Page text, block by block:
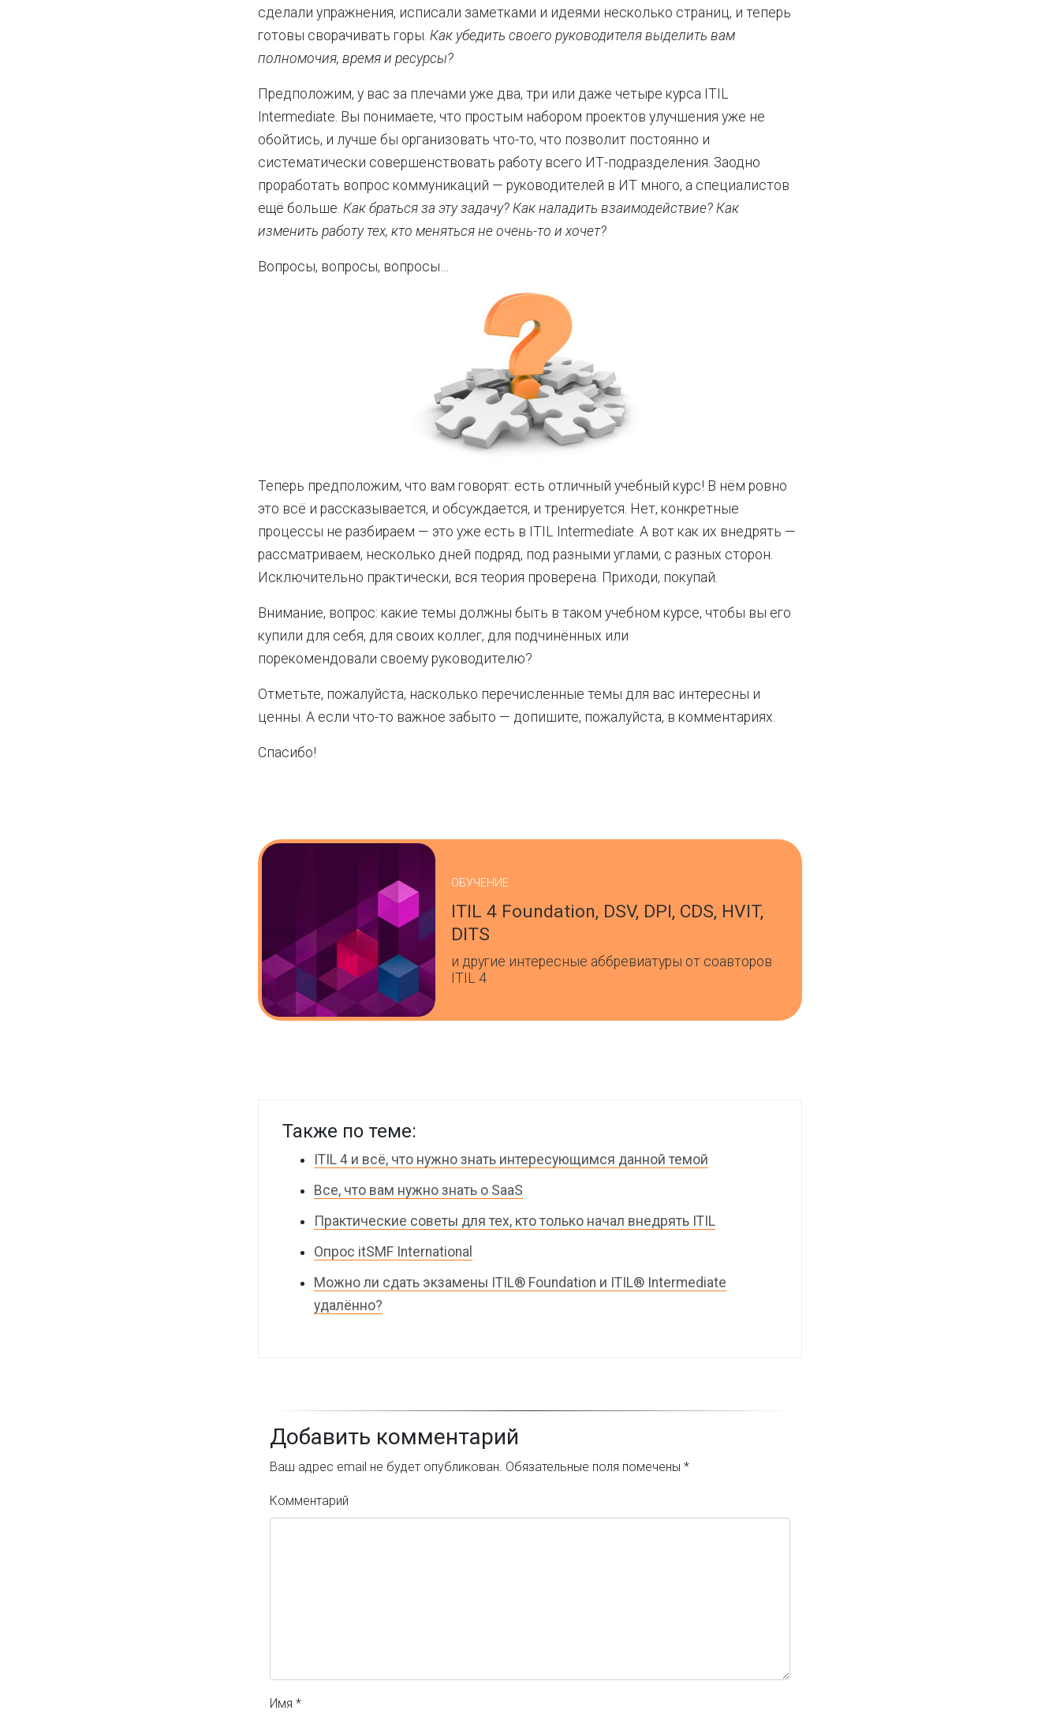
сделали упражнения, исписали заметками и идеями несколько страниц, и теперь
готовы сворачивать горы. Как убедить своего руководителя выделить вам
полномочия, время и ресурсы?
Предположим, у вас за плечами уже два, три или даже четыре курса ITIL
Intermediate. Вы понимаете, что простым набором проектов улучшения уже не
обойтись, и лучше бы организовать что-то, что позволит постоянно и
систематически совершенствовать работу всего ИТ-подразделения. Заодно
проработать вопрос коммуникаций — руководителей в ИТ много, а специалистов
ещё больше. Как браться за эту задачу? Как наладить взаимодействие? Как
изменить работу тех, кто меняться не очень-то и хочет?
Вопросы, вопросы, вопросы…
Теперь предположим, что вам говорят: есть отличный учебный курс! В нём ровно
это всё и рассказывается, и обсуждается, и тренируется. Нет, конкретные
процессы не разбираем — это уже есть в ITIL Intermediate. А вот как их внедрять —
рассматриваем, несколько дней подряд, под разными углами, с разных сторон.
Исключительно практически, вся теория проверена. Приходи, покупай.
Внимание, вопрос: какие темы должны быть в таком учебном курсе, чтобы вы его
купили для себя, для своих коллег, для подчинённых или
порекомендовали своему руководителю?
Отметьте, пожалуйста, насколько перечисленные темы для вас интересны и
ценны. А если что-то важное забыто — допишите, пожалуйста, в комментариях.
Спасибо!
ОБУЧЕНИЕ
ITIL 4 Foundation, DSV, DPI, CDS, HVIT,
DITS
и другие интересные аббревиатуры от соавторов
ITIL 4
Также по теме:
ITIL 4 и всё, что нужно знать интересующимся данной темой
Все, что вам нужно знать о SaaS
Практические советы для тех, кто только начал внедрять ITIL
Опрос itSMF International
Можно ли сдать экзамены ITIL® Foundation и ITIL® Intermediate
удалённо?
Добавить комментарий
Ваш адрес email не будет опубликован. Обязательные поля помечены *
Комментарий
Имя *